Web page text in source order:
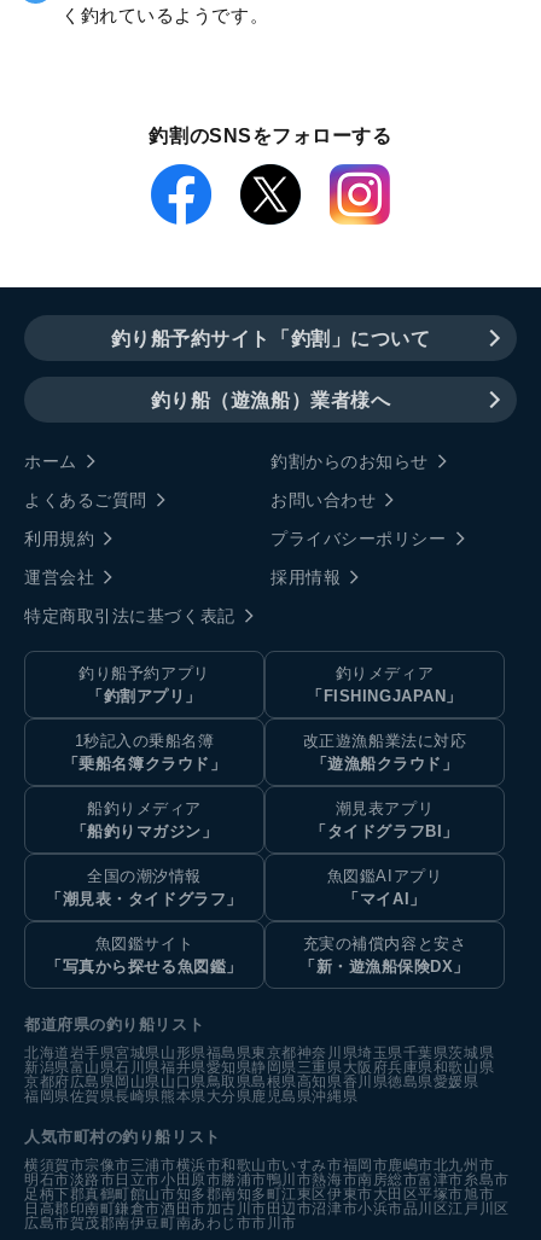
く釣れているようです。
釣割のSNSをフォローする
釣り船予約サイト「釣割」について
釣り船（遊漁船）業者様へ
ホーム
釣割からのお知らせ
よくあるご質問
お問い合わせ
利用規約
プライバシーポリシー
運営会社
採用情報
特定商取引法に基づく表記
釣り船予約アプリ
「釣割アプリ」
釣りメディア
「FISHINGJAPAN」
1秒記入の乗船名簿
「乗船名簿クラウド」
改正遊漁船業法に対応
「遊漁船クラウド」
船釣りメディア
「船釣りマガジン」
潮見表アプリ
「タイドグラフBI」
全国の潮汐情報
「潮見表・タイドグラフ」
魚図鑑AIアプリ
「マイAI」
魚図鑑サイト
「写真から探せる魚図鑑」
充実の補償内容と安さ
「新・遊漁船保険DX」
都道府県の釣り船リスト
北海道岩手県宮城県山形県福島県東京都神奈川県埼玉県千葉県茨城県
新潟県富山県石川県福井県愛知県静岡県三重県大阪府兵庫県和歌山県
京都府広島県岡山県山口県鳥取県島根県高知県香川県徳島県愛媛県
福岡県佐賀県長崎県熊本県大分県鹿児島県沖縄県
人気市町村の釣り船リスト
横須賀市宗像市三浦市横浜市和歌山市いすみ市福岡市鹿嶋市北九州市
明石市淡路市 日立市小田原市勝浦市鴨川市熱海市南房総市富津市糸島市
足柄下郡真鶴町館山市知多郡南知多町江東区伊東市大田区平塚市旭市
日高郡印南町鎌倉市酒田市加古川市 田辺市沼津市小浜市品川区江戸川区
広島市賀茂郡南伊豆町南あわじ市市川市